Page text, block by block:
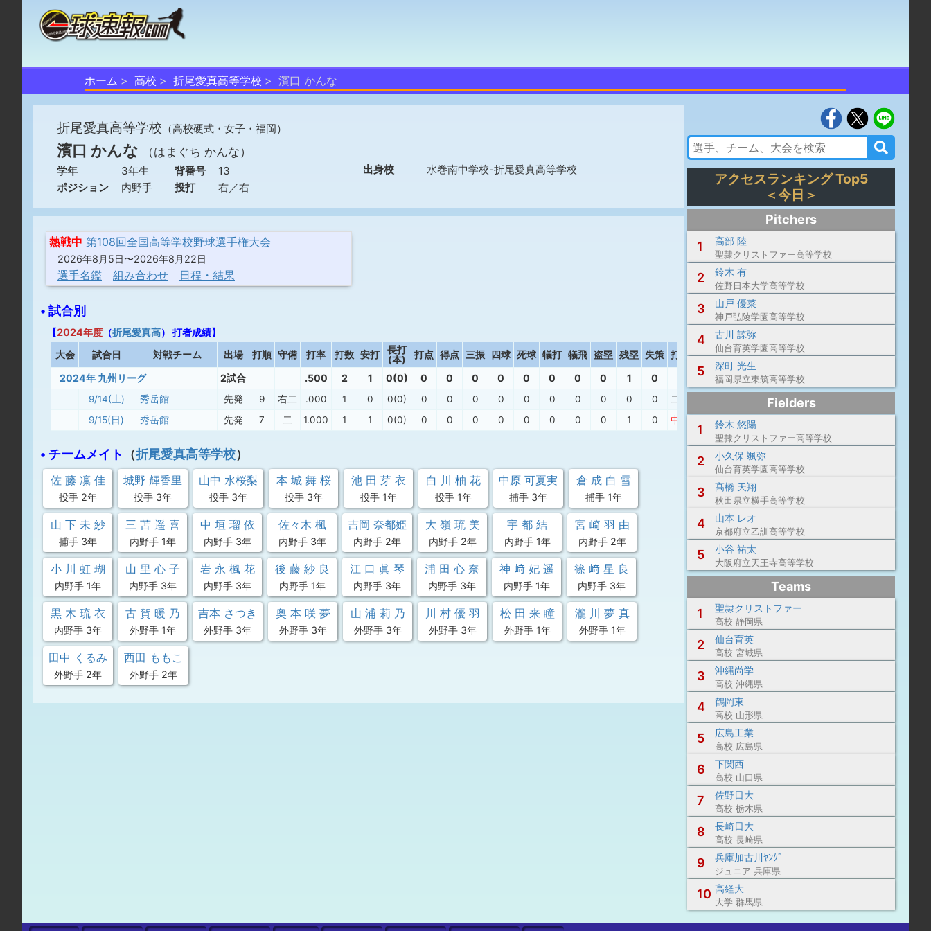
ホーム 高校 折尾愛真高等学校 濱口 かんな
折尾愛真高等学校 （高校硬式・女子・福岡）
濱口 かんな （はまぐち かんな）
学年 3年生 背番号
13
ポジション
内野手 投打 右／右
出身校 水巻南中学校-折尾愛真高等学校
熱戦中 第108回全国高等学校野球選手権大会
2026年8月5日〜2026年8月22日
選手名鑑 組み合わせ 日程・結果
• 試合別
【2024年度 （折尾愛真高） 打者成績】
大会 試合日 対戦チーム 出場 打順 守備 打率 打数 安打
長打
(本)
打点 得点 三振 四球 死球 犠打 犠飛 盗塁 残塁 失策 打撃結果
2024年 九州リーグ 2試合 .500 2 1 0(0) 0 0 0 0 0 0 0 0 1 0
9/14(土) 秀岳館 先発 9 右二 .000 1 0 0(0) 0 0 0 0 0 0 0 0 0 0
二ゴ
9/15(日)
秀岳館 先発 7 二 1.000 1 1 0(0) 0 0 0 0 0 0 0 0 1 0 中安
• チームメイト （折尾愛真高等学校）
佐 藤 凜 佳
投手 2年
城野 輝香里
投手 3年
山中 水桜梨
投手 3年
本 城 舞 桜
投手 3年
池 田 芽 衣
投手 1年
白 川 柚 花
投手 1年
中原 可夏実
捕手 3年
倉 成 白 雪
捕手 1年
山 下 未 紗
捕手 3年
三 苫 遥 喜
内野手 1年
中 垣 瑠 依
内野手 3年
佐々木 楓
内野手 3年
吉岡 奈都姫
内野手 2年
大 嶺 琉 美
内野手 2年
宇 都 結
内野手 1年
宮 崎 羽 由
内野手 2年
小 川 虹 瑚
内野手 1年
山 里 心 子
内野手 3年
岩 永 楓 花
内野手 3年
後 藤 紗 良
内野手 1年
江 口 眞 琴
内野手 3年
浦 田 心 奈
内野手 3年
神 﨑 妃 遥
内野手 1年
篠 﨑 星 良
内野手 3年
黒 木 琉 衣
内野手 3年
古 賀 暖 乃
外野手 1年
吉本 さつき
外野手 3年
奥 本 咲 夢
外野手 3年
山 浦 莉 乃
外野手 3年
川 村 優 羽
外野手 3年
松 田 来 瞳
外野手 1年
瀧 川 夢 真
外野手 1年
田中 くるみ
外野手 2年
西田 ももこ
外野手 2年
アクセスランキング Top5
＜今日＞
Pitchers
1
高部 陸
聖隷クリストファー高等学校
2 鈴木 有
佐野日本大学高等学校
3 山戸 優菜
神戸弘陵学園高等学校
4 古川 諒弥
仙台育英学園高等学校
5 深町 光生
福岡県立東筑高等学校
Fielders
1
鈴木 悠陽
聖隷クリストファー高等学校
2 小久保 颯弥
仙台育英学園高等学校
3 髙橋 天翔
秋田県立横手高等学校
4 山本 レオ
京都府立乙訓高等学校
5 小谷 祐太
大阪府立天王寺高等学校
Teams
1
聖隷クリストファー
高校 静岡県
2 仙台育英
高校 宮城県
3 沖縄尚学
高校 沖縄県
4 鶴岡東
高校 山形県
5 広島工業
高校 広島県
6 下関西
高校 山口県
7 佐野日大
高校 栃木県
8 長崎日大
高校 長崎県
9 兵庫加古川ﾔﾝｸﾞ
ジュニア 兵庫県
10 高経大
大学 群馬県